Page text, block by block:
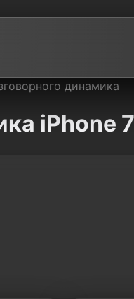
динамика
iPhone